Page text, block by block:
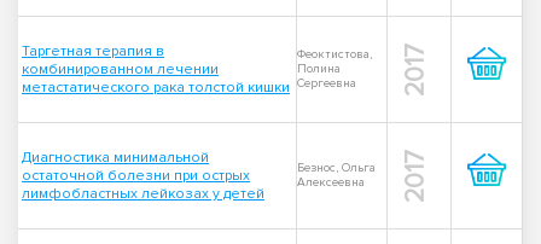
Таргетная терапия в
комбинированном лечении
метастатического рака толстой кишки
Феоктистова,
Полина
Сергеевна
2017
Диагностика минимальной
остаточной болезни при острых
лимфобластных лейкозах у детей
Безнос, Ольга
Алексеевна
2017